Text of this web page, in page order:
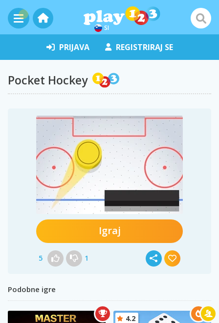
SI
PRIJAVA REGISTRIRAJ SE
Pocket Hockey
Igraj
5 1
Podobne igre
4.2